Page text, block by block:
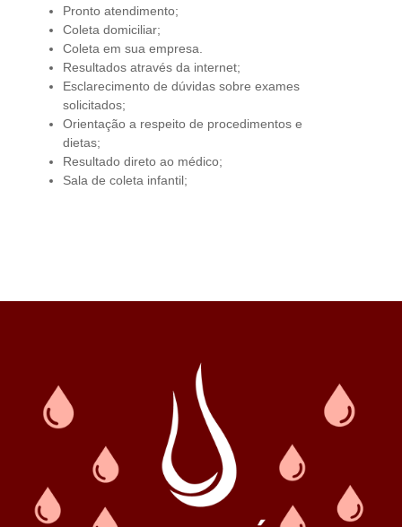
Pronto atendimento;
Coleta domiciliar;
Coleta em sua empresa.
Resultados através da internet;
Esclarecimento de dúvidas sobre exames
solicitados;
Orientação a respeito de procedimentos e
dietas;
Resultado direto ao médico;
Sala de coleta infantil;